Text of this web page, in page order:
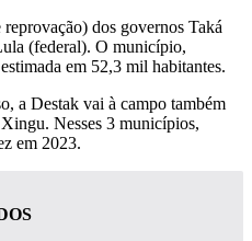
dos governos Taká
(federal). O município,
em 52,3 mil habitantes.
a Destak vai à campo também
Nesses 3 municípios,
em 2023.